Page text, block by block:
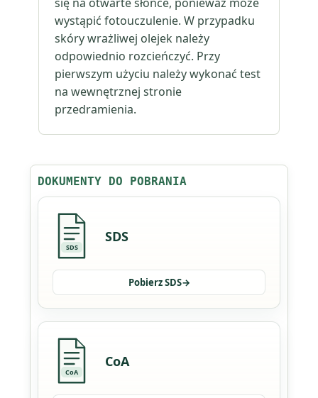
wystąpić fotouczulenie. W przypadku
skóry wrażliwej olejek należy
odpowiednio rozcieńczyć. Przy
pierwszym użyciu należy wykonać test
na wewnętrznej stronie
przedramienia.
DOKUMENTY DO POBRANIA
SDS
SDS
Pobierz SDS→
CoA
CoA